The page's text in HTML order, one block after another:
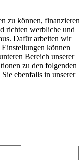
zu können, finanzieren
richten werbliche und
Dafür arbeiten wir
können
Bereich unserer
zu den folgenden
ebenfalls in unserer